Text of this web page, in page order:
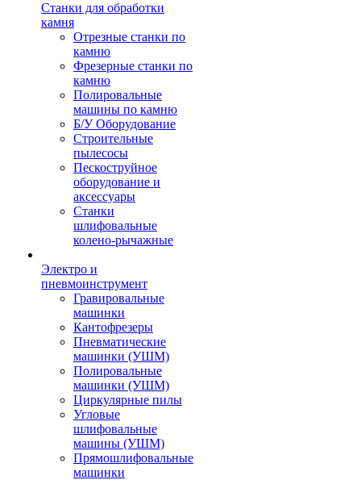
Станки для обработки
камня
Отрезные станки по
камню
Фрезерные станки по
камню
Полировальные
машины по камню
Б/У Оборудование
Строительные
пылесосы
Пескоструйное
оборудование и
аксессуары
Станки
шлифовальные
колено-рычажные
Электро и
пневмоинструмент
Гравировальные
машинки
Кантофрезеры
Пневматические
машинки (УШМ)
Полировальные
машинки (УШМ)
Циркулярные пилы
Угловые
шлифовальные
машины (УШМ)
Прямошлифовальные
машинки